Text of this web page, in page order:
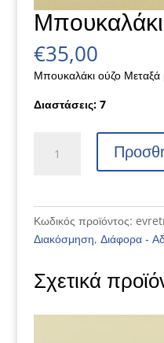
€35,00
Μπουκαλάκι ούζο Μεταξά
Διαστάσεις: 7
Κωδικός προϊόντος:
Διακόσμηση, Διάφορα -
Σχετικά